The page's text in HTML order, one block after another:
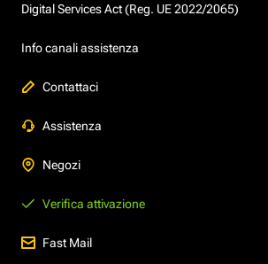
Digital Services Act (Reg. UE 2022/2065)
Info canali assistenza
Contattaci
Assistenza
Negozi
Verifica attivazione
Fast Mail